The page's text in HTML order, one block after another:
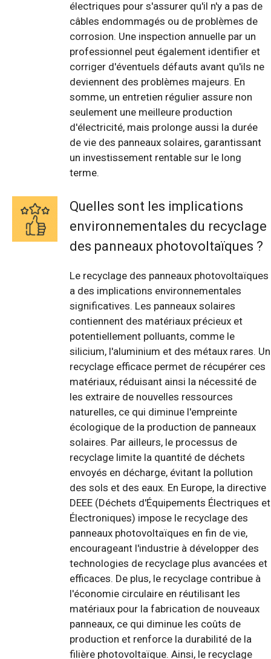
électriques pour s'assurer qu'il n'y a pas de
câbles endommagés ou de problèmes de
corrosion. Une inspection annuelle par un
professionnel peut également identifier et
corriger d'éventuels défauts avant qu'ils ne
deviennent des problèmes majeurs. En
somme, un entretien régulier assure non
seulement une meilleure production
d'électricité, mais prolonge aussi la durée
de vie des panneaux solaires, garantissant
un investissement rentable sur le long
terme.
Quelles sont les implications
environnementales du recyclage
des panneaux photovoltaïques ?
Le recyclage des panneaux photovoltaïques
a des implications environnementales
significatives. Les panneaux solaires
contiennent des matériaux précieux et
potentiellement polluants, comme le
silicium, l'aluminium et des métaux rares. Un
recyclage efficace permet de récupérer ces
matériaux, réduisant ainsi la nécessité de
les extraire de nouvelles ressources
naturelles, ce qui diminue l'empreinte
écologique de la production de panneaux
solaires. Par ailleurs, le processus de
recyclage limite la quantité de déchets
envoyés en décharge, évitant la pollution
des sols et des eaux. En Europe, la directive
DEEE (Déchets d'Équipements Électriques et
Électroniques) impose le recyclage des
panneaux photovoltaïques en fin de vie,
encourageant l'industrie à développer des
technologies de recyclage plus avancées et
efficaces. De plus, le recyclage contribue à
l'économie circulaire en réutilisant les
matériaux pour la fabrication de nouveaux
panneaux, ce qui diminue les coûts de
production et renforce la durabilité de la
filière photovoltaïque. Ainsi, le recyclage